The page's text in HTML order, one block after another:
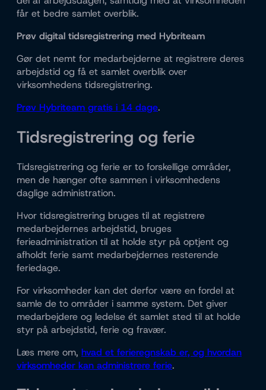
får et bedre samlet overblik.
Prøv digital tidsregistrering med Hybriteam
Gør det nemt for medarbejderne at registrere deres
arbejdstid og få et samlet overblik over
virksomhedens tidsregistrering.
Prøv Hybriteam gratis i 14 dage.
Tidsregistrering og ferie
Tidsregistrering og ferie er to forskellige områder,
men de hænger ofte sammen i virksomhedens
daglige administration.
Hvor tidsregistrering bruges til at registrere
medarbejdernes arbejdstid, bruges
ferieadministration til at holde styr på optjent og
afholdt ferie samt medarbejdernes resterende
feriedage.
For virksomheder kan det derfor være en fordel at
samle de to områder i samme system. Det giver
medarbejdere og ledelse ét samlet sted til at holde
styr på arbejdstid, ferie og fravær.
Læs mere om, hvad et ferieregnskab er, og hvordan
virksomheder kan administrere ferie.